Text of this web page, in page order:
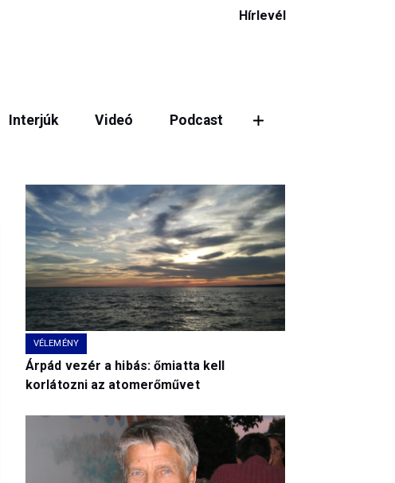
Hírlevél
Interjúk Videó Podcast
VÉLEMÉNY
Árpád vezér a hibás: őmiatta kell
korlátozni az atomerőművet